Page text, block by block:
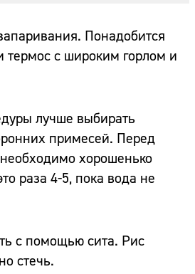
Понадобится
термос с широким горлом и
лучше выбирать
примесей. Перед
хорошенько
раза 4-5, пока вода не
с помощью сита. Рис
стечь.